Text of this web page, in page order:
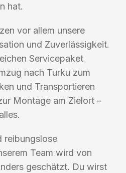
hat.
vor allem unsere
und Zuverlässigkeit.
Servicepaket
nach Turku zum
und Transportieren
Montage am Zielort –
reibungslose
Team wird von
geschätzt. Du wirst